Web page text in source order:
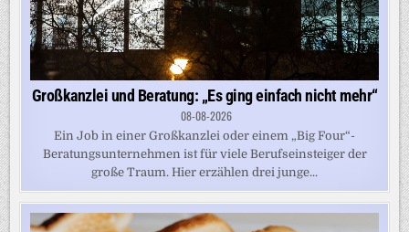
Großkanzlei und Beratung: „Es ging einfach nicht mehr“
08-08-2026
Ein Job in einer Großkanzlei oder einem „Big Four“-
Beratungsunternehmen ist für viele Berufseinsteiger der
große Traum. Hier erzählen drei junge...